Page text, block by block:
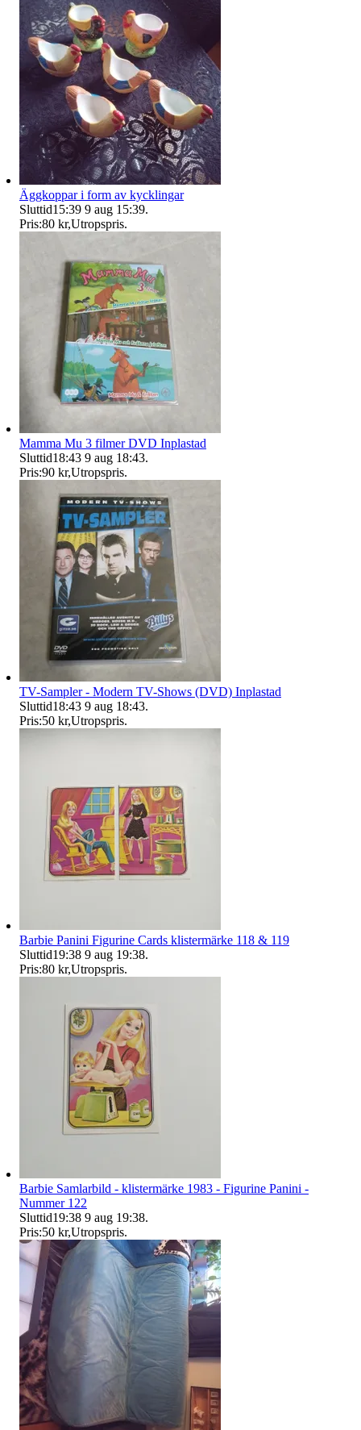
Äggkoppar i form av kycklingar
Sluttid15:39 9 aug 15:39.
Pris:80 kr,Utropspris.
Mamma Mu 3 filmer DVD Inplastad
Sluttid18:43 9 aug 18:43.
Pris:90 kr,Utropspris.
TV-Sampler - Modern TV-Shows (DVD) Inplastad
Sluttid18:43 9 aug 18:43.
Pris:50 kr,Utropspris.
Barbie Panini Figurine Cards klistermärke 118 & 119
Sluttid19:38 9 aug 19:38.
Pris:80 kr,Utropspris.
Barbie Samlarbild - klistermärke 1983 - Figurine Panini -
Nummer 122
Sluttid19:38 9 aug 19:38.
Pris:50 kr,Utropspris.